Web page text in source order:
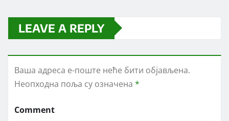
LEAVE A REPLY
Ваша адреса е-поште неће бити објављена.
Неопходна поља су означена *
Comment